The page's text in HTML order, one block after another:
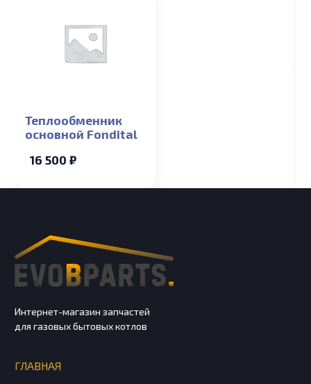
Теплообменник
основной Fondital
16 500 ₽
Интернет-магазин запчастей
для газовых бытовых котлов
ГЛАВНАЯ